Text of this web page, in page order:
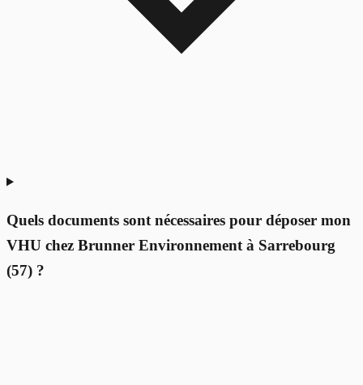
Quels documents sont nécessaires pour déposer mon
VHU chez Brunner Environnement à Sarrebourg
(57) ?